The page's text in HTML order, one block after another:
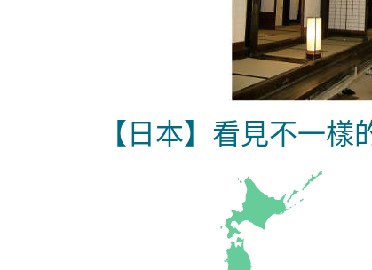
【日本】看見不一